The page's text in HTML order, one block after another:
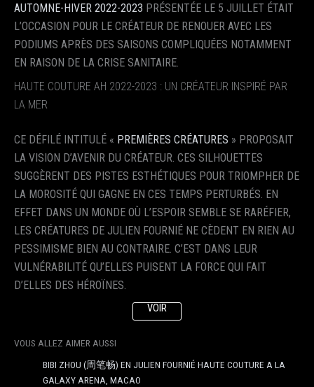
AUTOMNE-HIVER 2022-2023 PRÉSENTÉE LE 5 JUILLET ÉTAIT
L’OCCASION POUR LE CRÉATEUR DE RENOUER AVEC LES
PODIUMS APRÈS DES SAISONS COMPLIQUÉES NOTAMMENT
EN RAISON DE LA CRISE SANITAIRE.
HAUTE COUTURE AH 2022-2023 : UN CRÉATEUR INSPIRÉ PAR
LA MER
CE DÉFILÉ INTITULÉ « PREMIÈRES CRÉATURES » PROPOSAIT
LA VISION D’AVENIR DU CRÉATEUR. CES SILHOUETTES
SUGGÈRENT DES PISTES ESTHÉTIQUES POUR TRIOMPHER DE
LA MOROSITÉ QUI GAGNE EN CES TEMPS PERTURBÉS. EN
EFFET DANS UN MONDE OÙ L’ESPOIR SEMBLE SE RARÉFIER,
LES CRÉATURES DE JULIEN FOURNIÉ NE CÈDENT EN RIEN AU
PESSIMISME BIEN AU CONTRAIRE. C’EST DANS LEUR
VULNÉRABILITÉ QU’ELLES PUISENT LA FORCE QUI FAIT
D’ELLES DES HÉROÏNES.
VOIR
VOUS ALLEZ AIMER AUSSI
BIBI ZHOU (周笔畅) EN JULIEN FOURNIÉ HAUTE COUTURE A LA
GALAXY ARENA, MACAO